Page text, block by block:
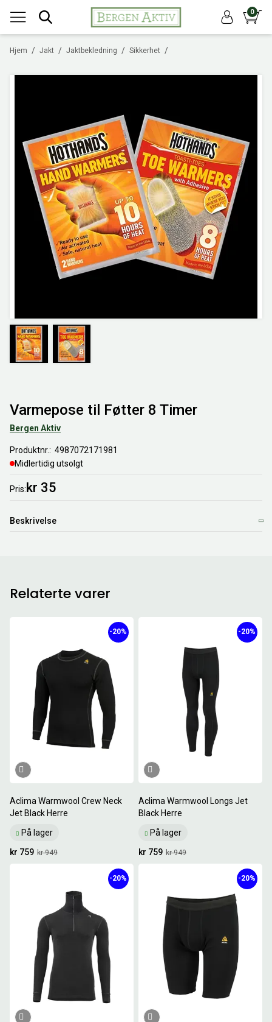
0
/
Hjem /
Jakt /
Jaktbekledning /
Sikkerhet
Varmepose til Føtter 8 Timer
Bergen Aktiv
Produktnr.
4987072171981
Midlertidig utsolgt
Pris kr 35
Beskrivelse
Relaterte varer
Aclima Warmwool Crew Neck
Jet Black Herre
På lager
-20%
kr 949
kr 759
Aclima Warmwool Longs Jet
Black Herre
På lager
-20%
kr 949
kr 759
-20% -20%